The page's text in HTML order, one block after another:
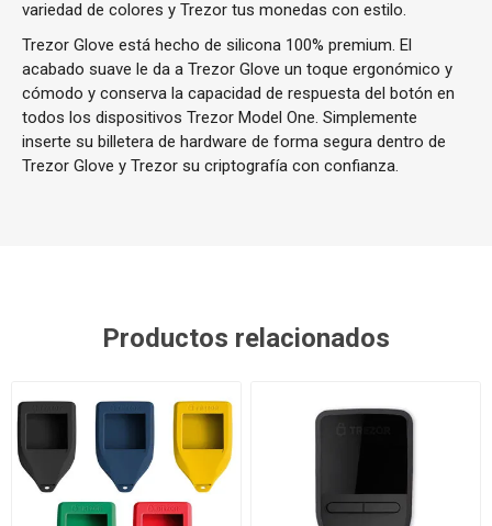
variedad de colores y Trezor tus monedas con estilo.
Trezor Glove está hecho de silicona 100% premium. El
acabado suave le da a Trezor Glove un toque ergonómico y
cómodo y conserva la capacidad de respuesta del botón en
todos los dispositivos Trezor Model One. Simplemente
inserte su billetera de hardware de forma segura dentro de
Trezor Glove y Trezor su criptografía con confianza.
Productos relacionados